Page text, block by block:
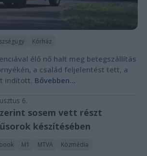
Kórház
élő nő halt meg betegszállítás
a család feljelentést tett, a
indított. Bővebben...
6.
sosem vett részt
készítésében
M1 MTVA Közmédia